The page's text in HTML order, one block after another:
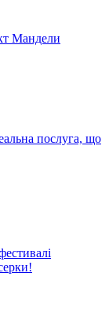
Мандели
послуга, що